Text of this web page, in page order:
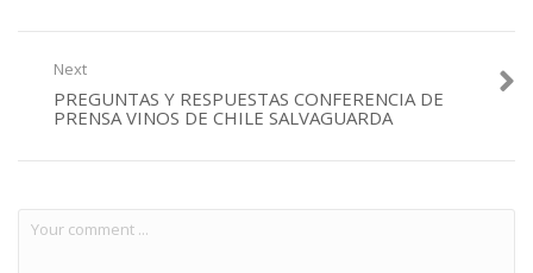
Next
PREGUNTAS Y RESPUESTAS CONFERENCIA DE
PRENSA VINOS DE CHILE SALVAGUARDA